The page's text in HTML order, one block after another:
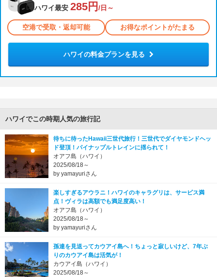
ハワイ最安 285円 /日～
空港で受取・返却可能 お得なポイントがたまる
ハワイの料金プランを見る
ハワイでこの時期人気の旅行記
待ちに待ったHawaii三世代旅行！三世代でダイヤモンドヘッ
ド登頂！パイナップルトレインに揺られて！
オアフ島（ハワイ）
2025/08/18～
by yamayuriさん
楽しすぎるアウラニ！ハワイのキャラグリは、サービス満
点！ヴィラは高額でも満足度高い！
オアフ島（ハワイ）
2025/08/18～
by yamayuriさん
孫達を見送ってカウアイ島へ！ちょっと寂しいけど、7年ぶ
りのカウアイ島は活気が！
カウアイ島（ハワイ）
2025/08/18～